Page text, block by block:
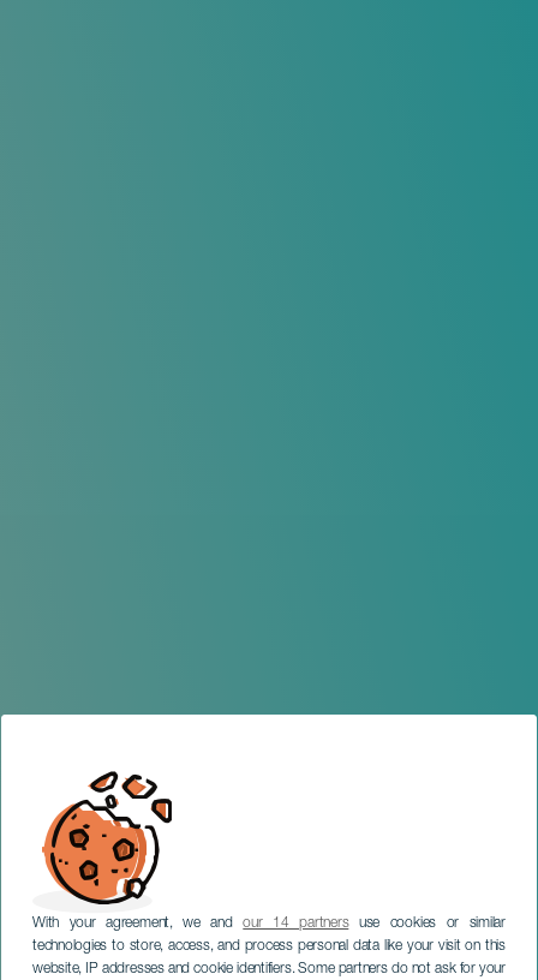
With your agreement, we andour 14 partnersuse cookies or similar
technologies to store, access, and process personal data like your visit on this
website, IP addresses and cookie identifiers. Some partners do not ask for your